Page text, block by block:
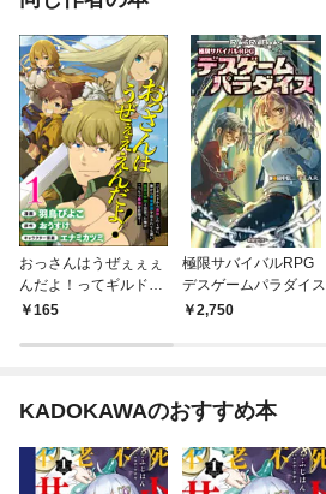
おっさんはうぜぇぇぇ
んだよ！ってギルドか
ら追放したくせに、後
ても遅い。最高の仲間
ック版（分冊版）
165
極限サバイバルRPG
デスゲームパラダイス
2,750
KADOKAWAのおすすめ本